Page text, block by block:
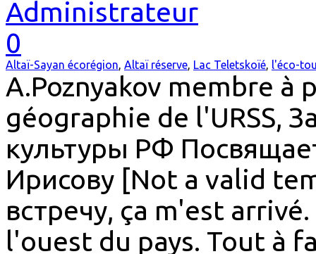
Administrateur
0
Altaï-Sayan écorégion, Altaï réserve, Lac Teletskoïé, l'éco-
A.Poznyakov membre à
géographie de l'URSS,
культуры РФ
Ирисову [Not a valid
встречу, ça m'est
l'ouest du pays. Tout à